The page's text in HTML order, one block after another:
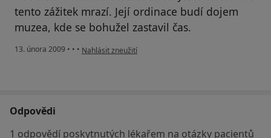
tento zážitek mrazí. Její ordinace budí dojem
muzea, kde se bohužel zastavil čas.
13. února 2009 • • • podle názoru uživatele L.Š.
Nahlásit zneužití
Odpovědi
1 odpovědí poskytnutých lékařem na otázky pacientů